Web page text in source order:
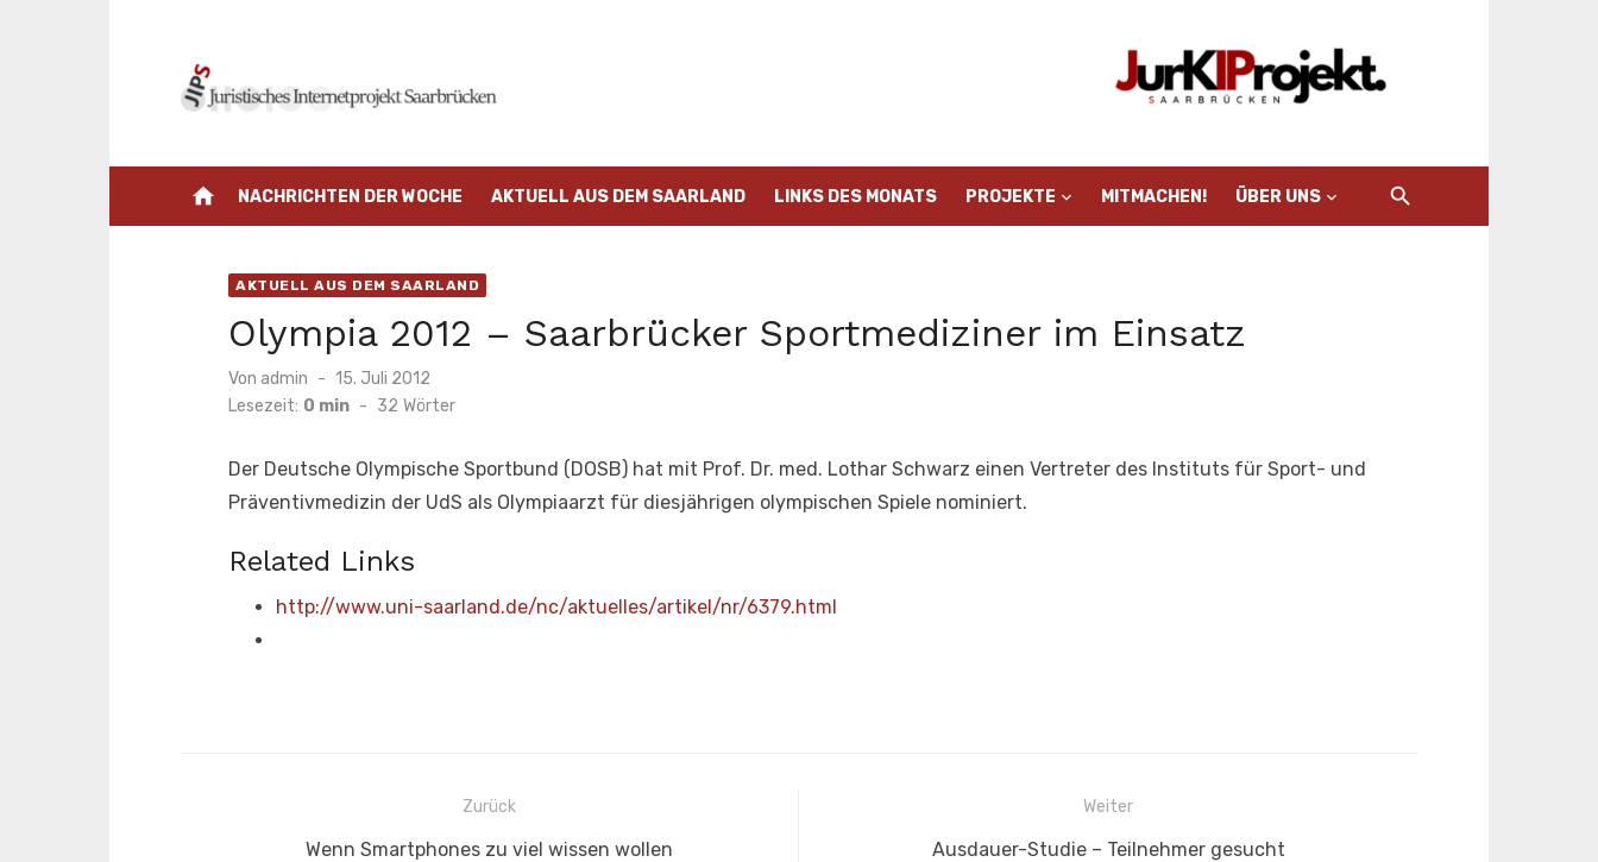
home NACHRICHTEN DER WOCHE AKTUELL AUS DEM SAARLAND LINKS DES MONATS PROJEKTE MITMACHEN! ÜBER UNS
AKTUELL AUS DEM SAARLAND
Olympia 2012 – Saarbrücker Sportmediziner im Einsatz
Von admin
Veröffentlicht
am
15. Juli 2012
Lesezeit: 0 min - 32 Wörter
Der Deutsche Olympische Sportbund (DOSB) hat mit Prof. Dr. med. Lothar Schwarz einen Vertreter des Instituts für Sport- und
Präventivmedizin der UdS als Olympiaarzt für diesjährigen olympischen Spiele nominiert.
Related Links
http://www.uni-saarland.de/nc/aktuelles/artikel/nr/6379.html
BeitragsnavigationZurück
Vorheriger
Wenn Smartphones zu viel wissen wollen
Weiter
Nächster
Ausdauer-Studie – Teilnehmer gesucht